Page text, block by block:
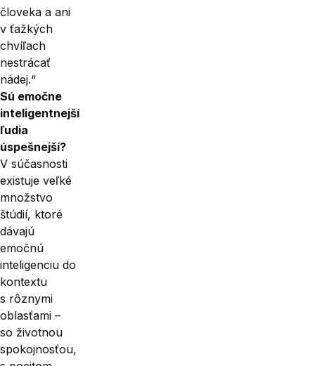
človeka a ani
v ťažkých
chvíľach
nestrácať
nádej.“
Sú emočne
inteligentnejší
ľudia
úspešnejší?
V súčasnosti
existuje veľké
množstvo
štúdií, ktoré
dávajú
emočnú
inteligenciu do
kontextu
s rôznymi
oblasťami –
so životnou
spokojnosťou,